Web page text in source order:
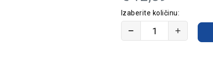
Izaberite količinu: